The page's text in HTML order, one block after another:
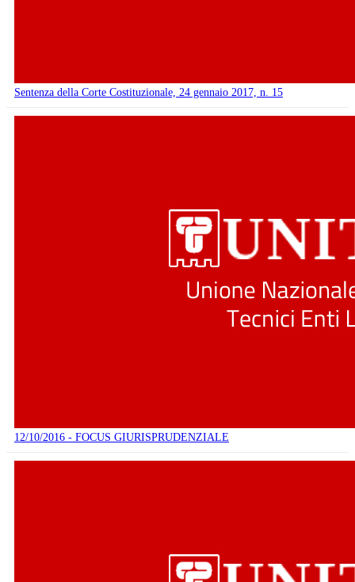
Sentenza della Corte Costituzionale, 24 gennaio 2017, n. 15
12/10/2016 - FOCUS GIURISPRUDENZIALE